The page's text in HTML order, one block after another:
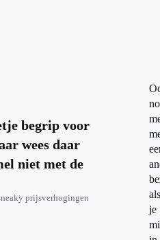
begrip voor
wees daar
niet met de
prijsverhogingen
als
je